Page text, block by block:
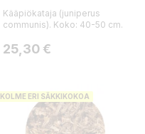
Kääpiökataja (juniperus
communis). Koko: 40-50 cm.
Hinta
25,30 €
KOLME ERI SÄKKIKOKOA